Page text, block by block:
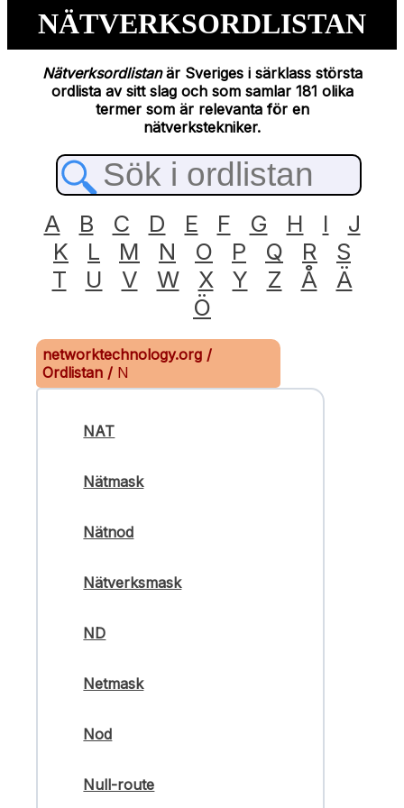
NÄTVERKSORDLISTAN
Nätverksordlistanär Sveriges i särklass största
ordlista av sitt slag och som samlar 181 olika
termer som är relevanta för en
nätverkstekniker.
A B C D E F G H I
J
K
L M N O P Q R
S
T
U V W X Y Z Å
Ä
Ö
networktechnology.org /
Ordlistan / N
NAT
Nätmask
Nätnod
Nätverksmask
ND
Netmask
Nod
Null-route